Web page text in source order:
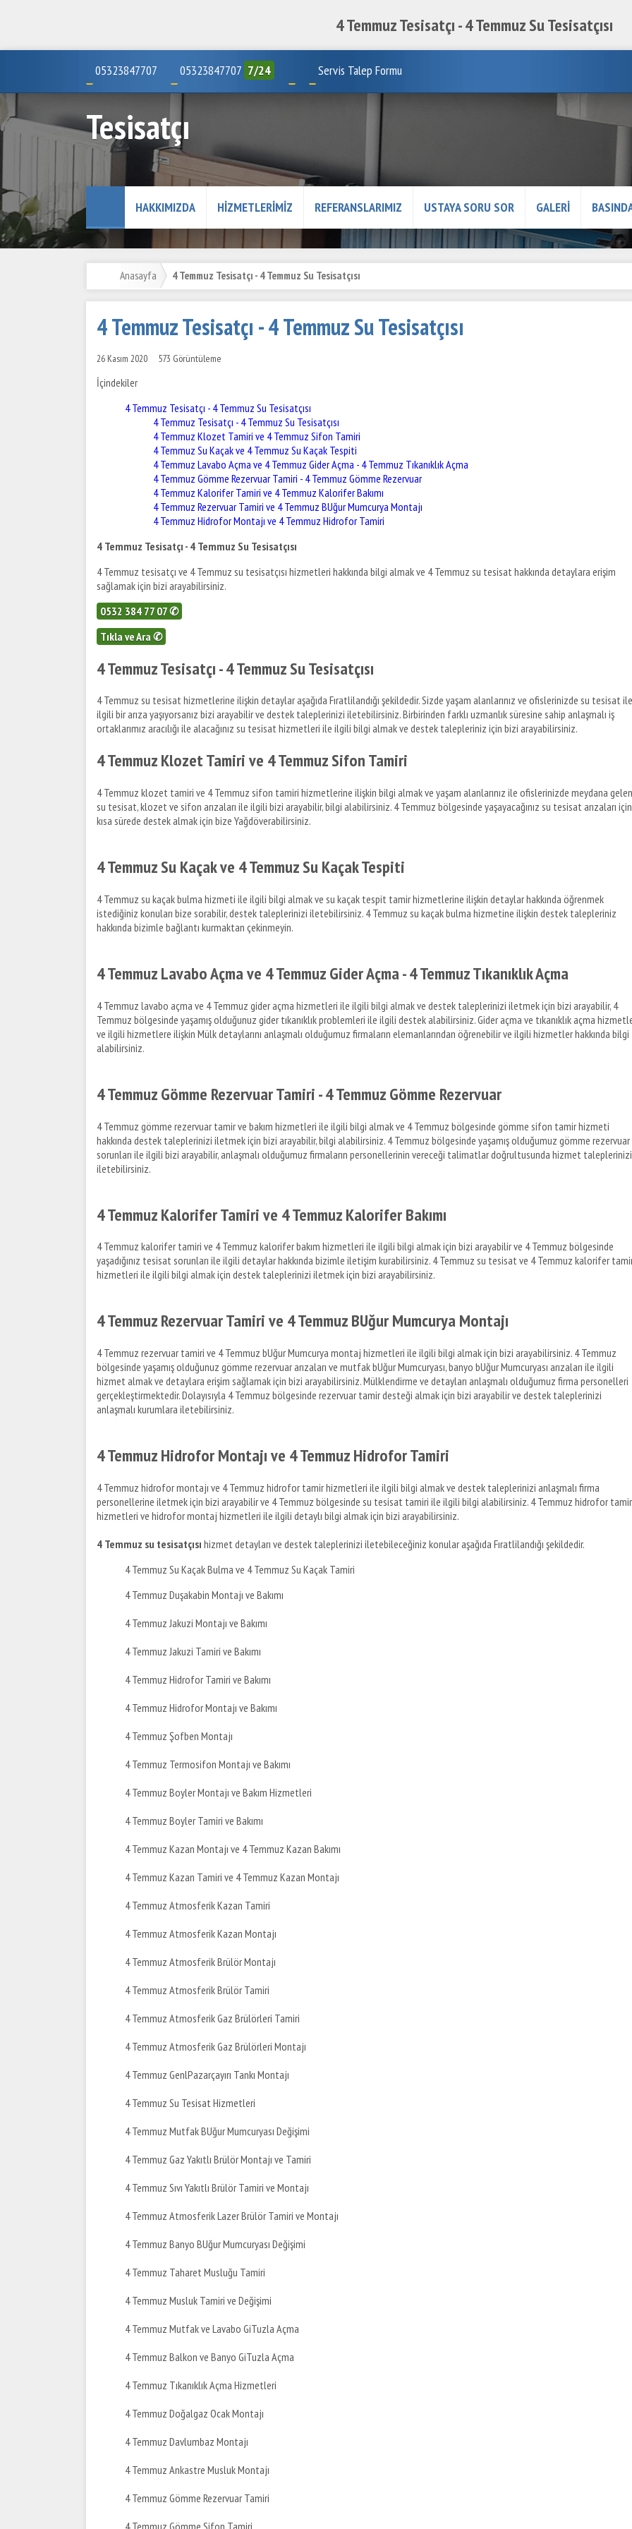
4 Temmuz Tesisatçı - 4 Temmuz Su Tesisatçısı
05323847707 05323847707 7/24 Servis Talep Formu
Tesisatçı
HAKKIMIZDA HIZMETLERIMIZ REFERANSLARIMIZ USTAYA SORU SOR GALERİ
Anasayfa 4 Temmuz Tesisatçı - 4 Temmuz Su Tesisatçısı
4 Temmuz Tesisatçı - 4 Temmuz Su Tesisatçısı
26 Kasım 2020 573 Görüntüleme
İçindekiler
4 Temmuz Tesisatçı - 4 Temmuz Su Tesisatçısı
4 Temmuz Tesisatçı - 4 Temmuz Su Tesisatçısı
4 Temmuz Klozet Tamiri ve 4 Temmuz Sifon Tamiri
4 Temmuz Su Kaçak ve 4 Temmuz Su Kaçak Tespiti
4 Temmuz Lavabo Açma ve 4 Temmuz Gider Açma - 4 Temmuz Tıkanıklık Açma
4 Temmuz Gömme Rezervuar Tamiri - 4 Temmuz Gömme Rezervuar
4 Temmuz Kalorifer Tamiri ve 4 Temmuz Kalorifer Bakımı
4 Temmuz Rezervuar Tamiri ve 4 Temmuz BUğur Mumcurya Montajı
4 Temmuz Hidrofor Montajı ve 4 Temmuz Hidrofor Tamiri
4 Temmuz Tesisatçı - 4 Temmuz Su Tesisatçısı
4 Temmuz tesisatçı ve 4 Temmuz su tesisatçısı hizmetleri hakkında bilgi almak ve 4 Temmuz su tesisat hakkında detaylara erişim
sağlamak için bizi arayabilirsiniz.
0532 384 77 07 ✆
Tıkla ve Ara ✆
4 Temmuz Tesisatçı - 4 Temmuz Su Tesisatçısı
4 Temmuz su tesisat hizmetlerine ilişkin detaylar aşağıda Fıratlilandığı şekildedir. Sizde yaşam alanlarınız ve ofislerinizde su tesisat ile
ilgili bir arıza yaşıyorsanız bizi arayabilir ve destek taleplerinizi iletebilirsiniz. Birbirinden farklı uzmanlık süresine sahip anlaşmalı iş
ortaklarımız aracılığı ile alacağınız su tesisat hizmetleri ile ilgili bilgi almak ve destek talepleriniz için bizi arayabilirsiniz.
4 Temmuz Klozet Tamiri ve 4 Temmuz Sifon Tamiri
4 Temmuz klozet tamiri ve 4 Temmuz sifon tamiri hizmetlerine ilişkin bilgi almak ve yaşam alanlarınız ile ofislerinizde meydana gelen
su tesisat, klozet ve sifon arızaları ile ilgili bizi arayabilir, bilgi alabilirsiniz. 4 Temmuz bölgesinde yaşayacağınız su tesisat arızaları için
kısa sürede destek almak için bize Yağdöverabilirsiniz.
4 Temmuz Su Kaçak ve 4 Temmuz Su Kaçak Tespiti
4 Temmuz su kaçak bulma hizmeti ile ilgili bilgi almak ve su kaçak tespit tamir hizmetlerine ilişkin detaylar hakkında öğrenmek
istediğiniz konuları bize sorabilir, destek taleplerinizi iletebilirsiniz. 4 Temmuz su kaçak bulma hizmetine ilişkin destek talepleriniz
hakkında bizimle bağlantı kurmaktan çekinmeyin.
4 Temmuz Lavabo Açma ve 4 Temmuz Gider Açma - 4 Temmuz Tıkanıklık Açma
4 Temmuz lavabo açma ve 4 Temmuz gider açma hizmetleri ile ilgili bilgi almak ve destek taleplerinizi iletmek için bizi arayabilir, 4
Temmuz bölgesinde yaşamış olduğunuz gider tıkanıklık problemleri ile ilgili destek alabilirsiniz. Gider açma ve tıkanıklık açma
ve ilgili hizmetlere ilişkin Mülk detaylarını anlaşmalı olduğumuz firmaların elemanlarından öğrenebilir ve ilgili hizmetler hakkında bilgi
alabilirsiniz.
4 Temmuz Gömme Rezervuar Tamiri - 4 Temmuz Gömme Rezervuar
4 Temmuz gömme rezervuar tamir ve bakım hizmetleri ile ilgili bilgi almak ve 4 Temmuz bölgesinde gömme sifon tamir hizmeti
hakkında destek taleplerinizi iletmek için bizi arayabilir, bilgi alabilirsiniz. 4 Temmuz bölgesinde yaşamış olduğumuz gömme rezervuar
sorunları ile ilgili bizi arayabilir, anlaşmalı olduğumuz firmaların personellerinin vereceği talimatlar doğrultusunda hizmet taleplerinizi
iletebilirsiniz.
4 Temmuz Kalorifer Tamiri ve 4 Temmuz Kalorifer Bakımı
4 Temmuz kalorifer tamiri ve 4 Temmuz kalorifer bakım hizmetleri ile ilgili bilgi almak için bizi arayabilir ve 4 Temmuz bölgesinde
yaşadığınız tesisat sorunları ile ilgili detaylar hakkında bizimle iletişim kurabilirsiniz. 4 Temmuz su tesisat ve 4 Temmuz kalorifer
hizmetleri ile ilgili bilgi almak için destek taleplerinizi iletmek için bizi arayabilirsiniz.
4 Temmuz Rezervuar Tamiri ve 4 Temmuz BUğur Mumcurya Montajı
4 Temmuz rezervuar tamiri ve 4 Temmuz bUğur Mumcurya montaj hizmetleri ile ilgili bilgi almak için bizi arayabilirsiniz. 4 Temmuz
bölgesinde yaşamış olduğunuz gömme rezervuar arızaları ve mutfak bUğur Mumcuryası, banyo bUğur Mumcuryası arızaları ile ilgili
hizmet almak ve detaylara erişim sağlamak için bizi arayabilirsiniz. Mülklendirme ve detayları anlaşmalı olduğumuz firma personelleri
gerçekleştirmektedir. Dolayısıyla 4 Temmuz bölgesinde rezervuar tamir desteği almak için bizi arayabilir ve destek taleplerinizi
anlaşmalı kurumlara iletebilirsiniz.
4 Temmuz Hidrofor Montajı ve 4 Temmuz Hidrofor Tamiri
4 Temmuz hidrofor montajı ve 4 Temmuz hidrofor tamir hizmetleri ile ilgili bilgi almak ve destek taleplerinizi anlaşmalı firma
personellerine iletmek için bizi arayabilir ve 4 Temmuz bölgesinde su tesisat tamiri ile ilgili bilgi alabilirsiniz. 4 Temmuz hidrofor tamir
hizmetleri ve hidrofor montaj hizmetleri ile ilgili detaylı bilgi almak için bizi arayabilirsiniz.
4 Temmuz su tesisatçısı hizmet detayları ve destek taleplerinizi iletebileceğiniz konular aşağıda Fıratlilandığı şekildedir.
4 Temmuz Su Kaçak Bulma ve 4 Temmuz Su Kaçak Tamiri
4 Temmuz Duşakabin Montajı ve Bakımı
4 Temmuz Jakuzi Montajı ve Bakımı
4 Temmuz Jakuzi Tamiri ve Bakımı
4 Temmuz Hidrofor Tamiri ve Bakımı
4 Temmuz Hidrofor Montajı ve Bakımı
4 Temmuz Şofben Montajı
4 Temmuz Termosifon Montajı ve Bakımı
4 Temmuz Boyler Montajı ve Bakım Hizmetleri
4 Temmuz Boyler Tamiri ve Bakımı
4 Temmuz Kazan Montajı ve 4 Temmuz Kazan Bakımı
4 Temmuz Kazan Tamiri ve 4 Temmuz Kazan Montajı
4 Temmuz Atmosferik Kazan Tamiri
4 Temmuz Atmosferik Kazan Montajı
4 Temmuz Atmosferik Brülör Montajı
4 Temmuz Atmosferik Brülör Tamiri
4 Temmuz Atmosferik Gaz Brülörleri Tamiri
4 Temmuz Atmosferik Gaz Brülörleri Montajı
4 Temmuz GenlPazarçayırı Tankı Montajı
4 Temmuz Su Tesisat Hizmetleri
4 Temmuz Mutfak BUğur Mumcuryası Değişimi
4 Temmuz Gaz Yakıtlı Brülör Montajı ve Tamiri
4 Temmuz Sıvı Yakıtlı Brülör Tamiri ve Montajı
4 Temmuz Atmosferik Lazer Brülör Tamiri ve Montajı
4 Temmuz Banyo BUğur Mumcuryası Değişimi
4 Temmuz Taharet Musluğu Tamiri
4 Temmuz Musluk Tamiri ve Değişimi
4 Temmuz Mutfak ve Lavabo GiTuzla Açma
4 Temmuz Balkon ve Banyo GiTuzla Açma
4 Temmuz Tıkanıklık Açma Hizmetleri
4 Temmuz Doğalgaz Ocak Montajı
4 Temmuz Davlumbaz Montajı
4 Temmuz Ankastre Musluk Montajı
4 Temmuz Gömme Rezervuar Tamiri